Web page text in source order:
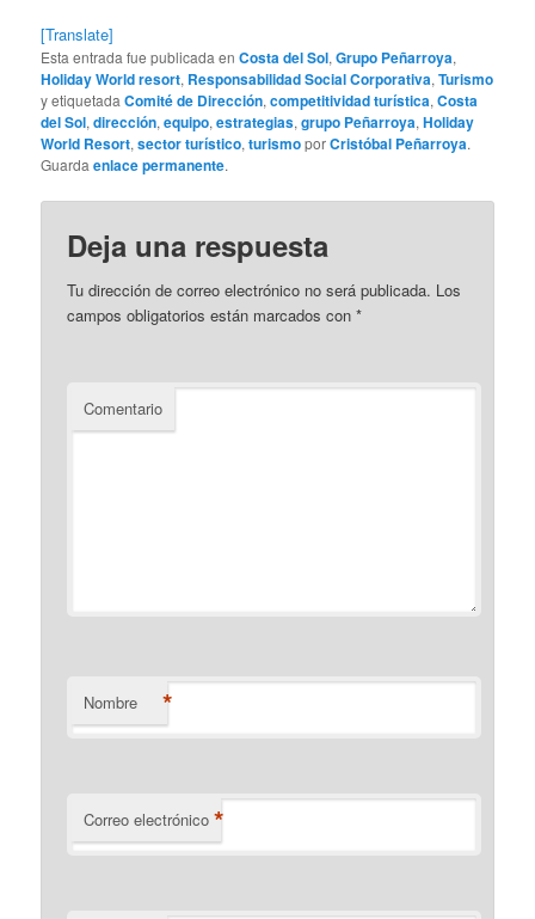
[Translate]
Esta entrada fue publicada enCosta del Sol,Grupo Peñarroya,
Holiday World resort, Responsabilidad Social Corporativa,Turismo
y etiquetadaComité de Dirección,competitividad turística,Costa
del Sol,dirección,equipo,estrategias,grupo Peñarroya,Holiday
World Resort,sector turístico,turismoporCristóbal Peñarroya.
Guardaenlace permanente.
Deja una respuesta
Tu dirección de correo electrónico no será publicada. Los
campos obligatorios están marcados con*
Comentario
Nombre *
Correo electrónico *